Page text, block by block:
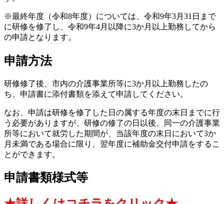
※最終年度（令和8年度）については、令和9年3月31日まで
に研修を修了し、令和9年4月以降に3か月以上勤務してから
の申請となります。
申請方法
研修修了後、市内の介護事業所等に3か月以上勤務したの
ち、申請書に添付書類を添えて申請してください。
なお、申請は研修を修了した日の属する年度の末日までに行
う必要がありますが、研修の修了の日以後、同一の介護事業
所等において就労した期間が、当該年度の末日において3か
月未満である場合に限り、翌年度に補助金交付申請をするこ
とができます。
申請書類様式等